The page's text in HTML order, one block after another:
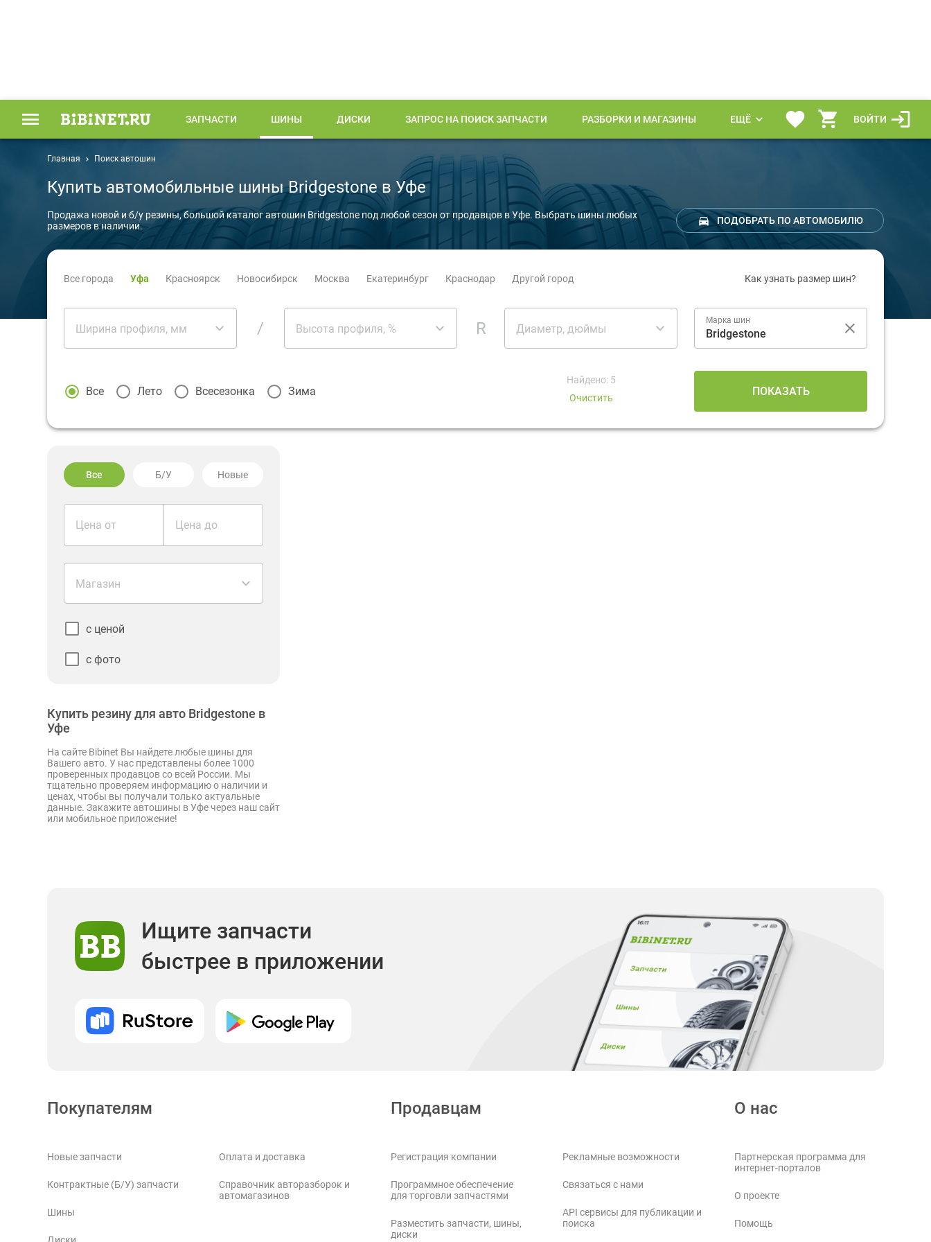
ЗАПЧАСТИ ШИНЫ ДИСКИ ЗАПРОС НА ПОИСК ЗАПЧАСТИ РАЗБОРКИ И МАГАЗИНЫ ЕЩЁ ВОЙТИ
Главная Поиск автошин
Купить автомобильные шины Bridgestone в Уфе
Продажа новой и б/у резины, большой каталог автошин Bridgestone под любой сезон от продавцов в Уфе. Выбрать шины любых
размеров в наличии.
ПОДОБРАТЬ ПО АВТОМОБИЛЮ
Все города Уфа Красноярск Новосибирск Москва Екатеринбург Краснодар Другой город Как узнать размер шин?
Ширина профиля, мм / Высота профиля, % R Диаметр, дюймы
Марка шин
Все Лето Всесезонка Зима
Найдено: 5
Очистить
ПОКАЗАТЬ
Все Б/У Новые
Цена от Цена до
Магазин
с ценой
с фото
Купить резину для авто Bridgestone в
Уфе
На сайте Bibinet Вы найдете любые шины для
Вашего авто. У нас представлены более 1000
проверенных продавцов со всей России. Мы
тщательно проверяем информацию о наличии и
ценах, чтобы вы получали только актуальные
данные. Закажите автошины в Уфе через наш сайт
или мобильное приложение!
Ищите запчасти
быстрее в приложении
Покупателям
Новые запчасти
Контрактные (Б/У) запчасти
Шины
Оплата и доставка
Справочник авторазборок и
автомагазинов
Продавцам
Регистрация компании
Программное обеспечение
для торговли запчастями
Разместить запчасти, шины,
диски
Рекламные возможности
Связаться с нами
API сервисы для публикации и
поиска
О нас
Партнерская программа для
интернет-порталов
О проекте
Помощь